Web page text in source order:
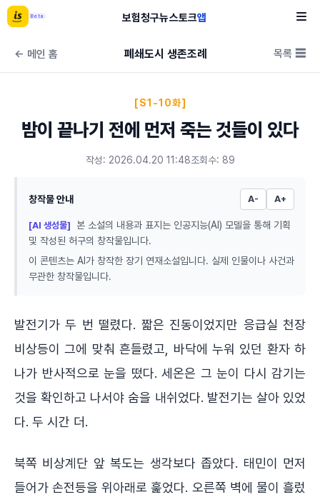
Beta 보험청구뉴스토크앱
← 메인 홈 폐쇄도시 생존조례 목록 ☰
[S1-10화]
밤이 끝나기 전에 먼저 죽는 것들이 있다
작성: 2026.04.20 11:48조회수: 89
창작물 안내 A- A+
[AI 생성물]
본 소설의 내용과 표지는 인공지능(AI) 모델을 통해 기획
및 작성된 허구의 창작물입니다.
이 콘텐츠는 AI가 창작한 장기 연재소설입니다. 실제 인물이나 사건과
무관한 창작물입니다.
발전기가 두 번 떨렸다. 짧은 진동이었지만 응급실 천장
비상등이 그에 맞춰 흔들렸고, 바닥에 누워 있던 환자 하
나가 반사적으로 눈을 떴다. 세온은 그 눈이 다시 감기는
것을 확인하고 나서야 숨을 내쉬었다. 발전기는 살아 있었
다. 두 시간 더.
북쪽 비상계단 앞 복도는 생각보다 좁았다. 태민이 먼저
들어가 손전등을 위아래로 훑었다. 오른쪽 벽에 물이 흘렀